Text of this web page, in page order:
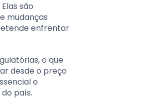
são
mudanças
enfrentar
o que
desde o preço
o
país.